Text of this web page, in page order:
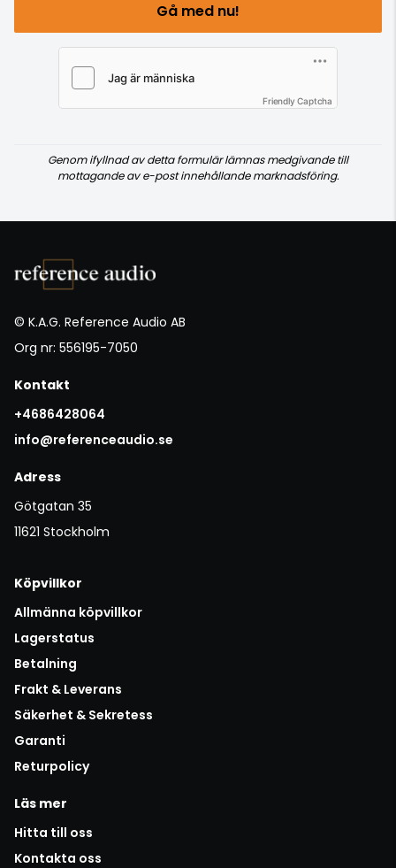
Gå med nu!
Friendly Captcha
Genom ifyllnad av detta formulär lämnas medgivande till
mottagande av e-post innehållande marknadsföring.
© K.A.G. Reference Audio AB
Org nr: 556195-7050
Kontakt
+4686428064
info@referenceaudio.se
Adress
Götgatan 35
11621 Stockholm
Köpvillkor
Allmänna köpvillkor
Lagerstatus
Betalning
Frakt & Leverans
Säkerhet & Sekretess
Garanti
Returpolicy
Läs mer
Hitta till oss
Kontakta oss